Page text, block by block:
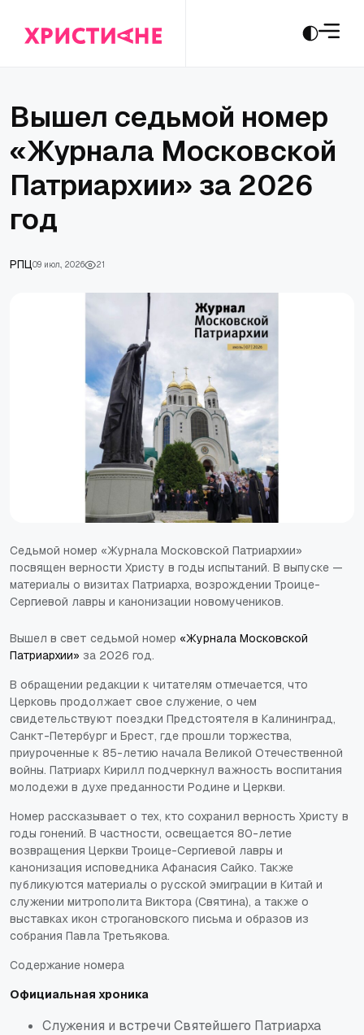
Вышел седьмой номер
«Журнала Московской
Патриархии» за 2026
год
РПЦ09 июл., 2026 21
Седьмой номер «Журнала Московской Патриархии»
посвящен верности Христу в годы испытаний. В выпуске —
материалы о визитах Патриарха, возрождении Троице-
Сергиевой лавры и канонизации новомучеников.
Вышел в свет седьмой номер «Журнала Московской
Патриархии» за 2026 год.
В обращении редакции к читателям отмечается, что
Церковь продолжает свое служение, о чем
свидетельствуют поездки Предстоятеля в Калининград,
Санкт-Петербург и Брест, где прошли торжества,
приуроченные к 85-летию начала Великой Отечественной
войны. Патриарх Кирилл подчеркнул важность воспитания
молодежи в духе преданности Родине и Церкви.
Номер рассказывает о тех, кто сохранил верность Христу в
годы гонений. В частности, освещается 80-летие
возвращения Церкви Троице-Сергиевой лавры и
канонизация исповедника Афанасия Сайко. Также
публикуются материалы о русской эмиграции в Китай и
служении митрополита Виктора (Святина), а также о
выставках икон строгановского письма и образов из
собрания Павла Третьякова.
Содержание номера
Официальная хроника
Служения и встречи Святейшего Патриарха